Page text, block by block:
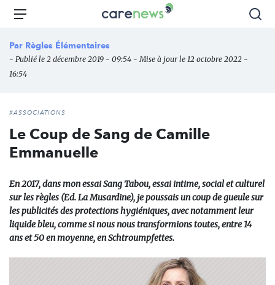
Aller
principal
Carenews,
des
Menu
Par Règles Élémentaires
- Publié le 2 décembre 2019 - 09:54 - Mise à jour le 12 octobre 2022 -
16:54
#ASSOCIATIONS
Le Coup de Sang de Camille
Emmanuelle
En 2017, dans mon essai Sang Tabou, essai intime, social et culturel
sur les règles (Ed. La Musardine), je poussais un coup de gueule sur
les publicités des protections hygiéniques, avec notamment leur
liquide bleu, comme si nous nous transformions toutes, entre 14
ans et 50 en moyenne, en Schtroumpfettes.